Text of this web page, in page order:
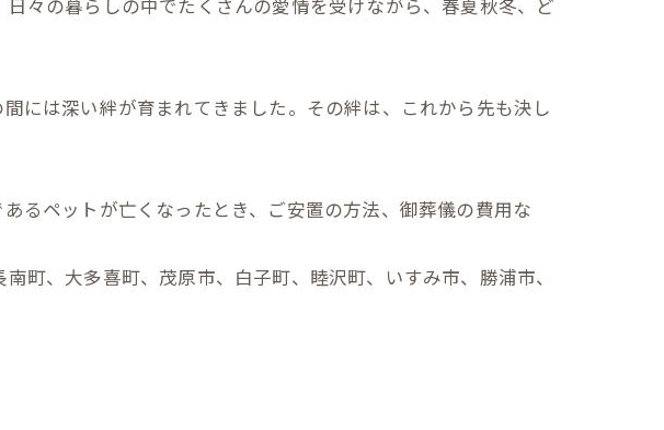
には深い絆が育まれてきました。その絆は、これから先も決し
るペットが亡くなったとき、ご安置の方法、御葬儀の費用な
町、大多喜町、茂原市、白子町、睦沢町、いすみ市、勝浦市、